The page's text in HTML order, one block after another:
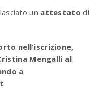
un attestato di
nell’iscrizione,
Mengalli al
a